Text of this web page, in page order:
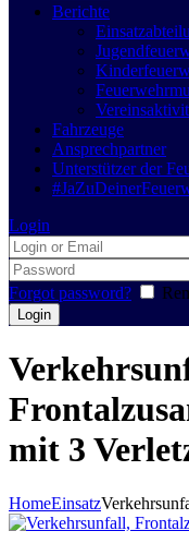
Berichte
Fahrzeuge
Ansprechpartner
Unterstützer der
Login
Forgot password?
mit 3
HomeEinsatz